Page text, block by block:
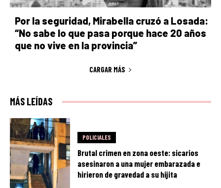
Por la seguridad, Mirabella cruzó a Losada:
“No sabe lo que pasa porque hace 20 años
que no vive en la provincia”
CARGAR MÁS
MÁS LEÍDAS
POLICIALES
Brutal crimen en zona oeste: sicarios
asesinaron a una mujer embarazada e
hirieron de gravedad a su hijita